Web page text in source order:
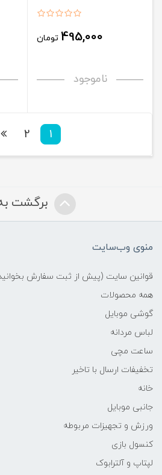
495,000 تومان
ناموجود
1
2
برگشت به
منوی وب‌سایت
قوانین سایت (پیش از ثبت سفارش
همه محصولات
گوشی موبایل
لباس مردانه
ساعت مچی
تخفیفات ارسال با تاخیر
خانه
جانبی موبایل
ورزش و تجهیزات مربوطه
کنسول بازی
لپتاپ و آلترابوک